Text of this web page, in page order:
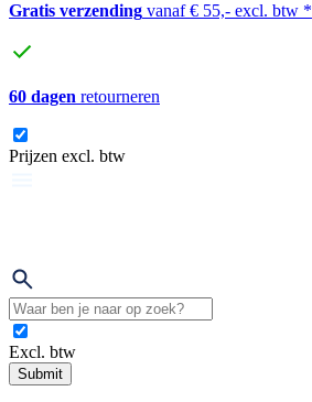
Gratis verzending vanaf € 55,- excl. btw *
60 dagen retourneren
Prijzen excl. btw
Excl. btw
Submit